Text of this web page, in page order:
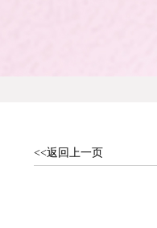
<<返回上一页